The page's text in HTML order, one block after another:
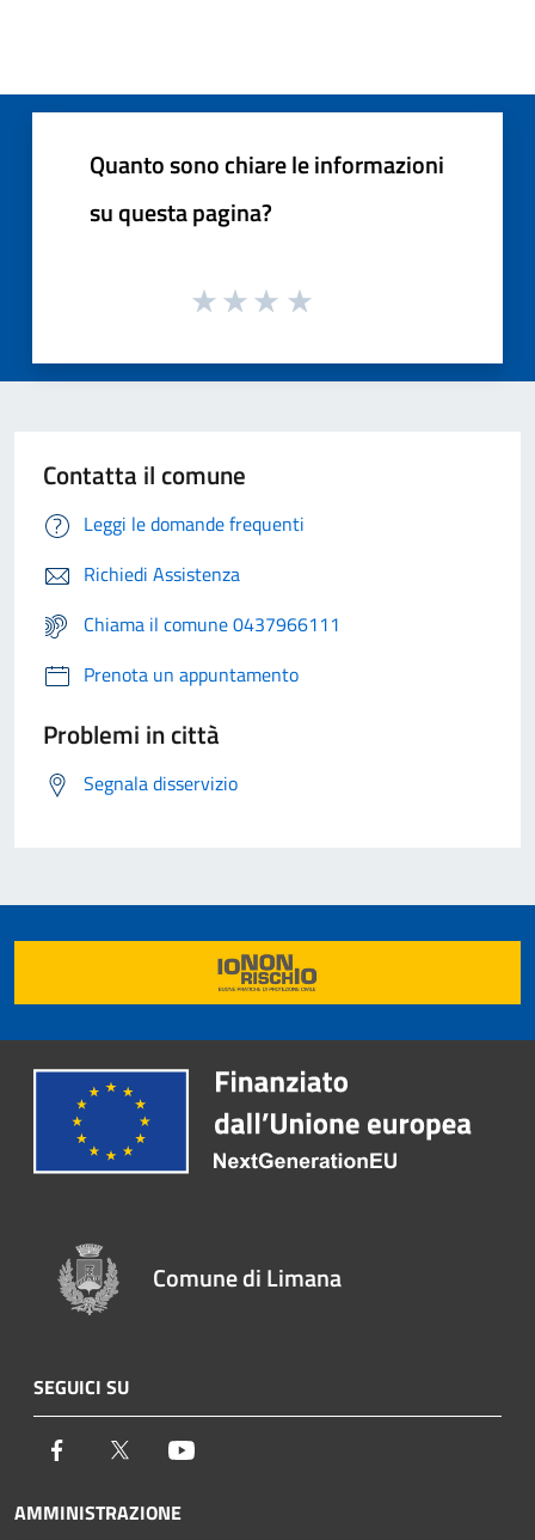
Quanto sono chiare le informazioni
su questa pagina?
Contatta il comune
Leggi le domande frequenti
Richiedi Assistenza
Chiama il comune 0437966111
Prenota un appuntamento
Problemi in città
Segnala disservizio
Comune di Limana
SEGUICI SU
Facebook Twitter
AMMINISTRAZIONE